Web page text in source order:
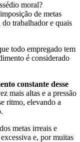
moral?
de metas
do trabalhador e quais
todo empregado tem
é considerado
constante desse
mais altas e a pressão
ritmo, elevando a
.
metas irreais e
e, por muitas